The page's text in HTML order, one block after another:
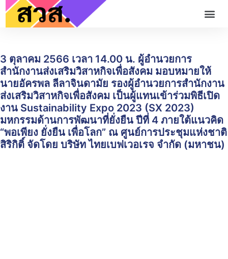
3 ตุลาคม 2566 เวลา 14.00 น. ผู้อำนวยการ
สำนักงานส่งเสริมวิสาหกิจเพื่อสังคม มอบหมายให้
นายอัครพล ลีลาจินดามัย รองผู้อำนวยการสำนักงาน
ส่งเสริมวิสาหกิจเพื่อสังคม เป็นผู้แทนเข้าร่วมพิธีเปิด
งาน Sustainability Expo 2023 (SX 2023)
มหกรรมด้านการพัฒนาที่ยั่งยืน ปีที่ 4 ภายใต้แนวคิด
“พอเพียง ยั่งยืน เพื่อโลก” ณ ศูนย์การประชุมแห่งชาติ
สิริกิติ์ จัดโดย บริษัท ไทยเบฟเวอเรจ จำกัด (มหาชน)